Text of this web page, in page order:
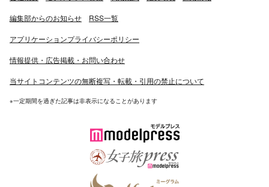
編集部からのお知らせ RSS一覧
アプリケーションプライバシーポリシー
情報提供・広告掲載・お問い合わせ
当サイトコンテンツの無断複写・転載・引用の禁止について
※一定期間を過ぎた記事は非表示になることがあります